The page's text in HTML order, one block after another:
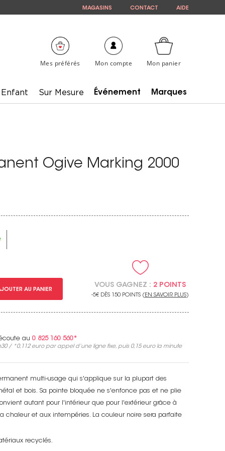
MAGASINS CONTACT AIDE
Mes préférés Mon panier
Mon compte
Enfant Sur Mesure Événement Marques
Ogive Marking 2000
AU PANIER
VOUS GAGNEZ : 2 POINTS
-5€ DÈS 150 POINTS ( EN SAVOIR PLUS)
au 0 825 160 560*
/ *0,112 europar appel d’une ligne fixe, puis 0,15 eurola minute
multi-usage qui s'applique sur la plupart des
et bois. Sa pointe bloquée ne s'enfonce pas et ne plie
autant pour l'intérieur que pour l'extérieur grâce à
chaleur et aux intempéries. La couleur noire sera parfaite
recyclés.